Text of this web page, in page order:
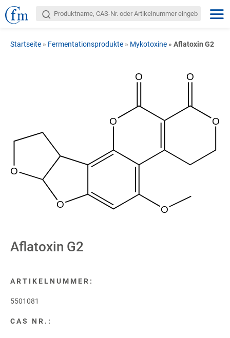
Startseite » Fermentationsprodukte » Mykotoxine » Aflatoxin G2
O
O
O
O
O
O
O
Aflatoxin G2
ARTIKELNUMMER:
5501081
CAS NR.: